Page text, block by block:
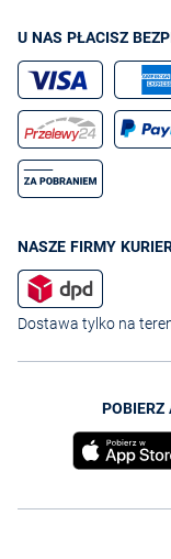
U NAS PŁACISZ
NASZE FIRMY
Dostawa tylko na
POBIERZ